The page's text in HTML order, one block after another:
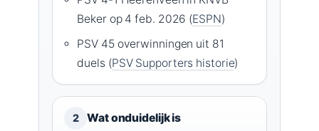
Beker op 4 feb. 2026 (ESPN)
PSV 45 overwinningen uit 81
duels (PSV Supporters historie)
2 Wat onduidelijk is